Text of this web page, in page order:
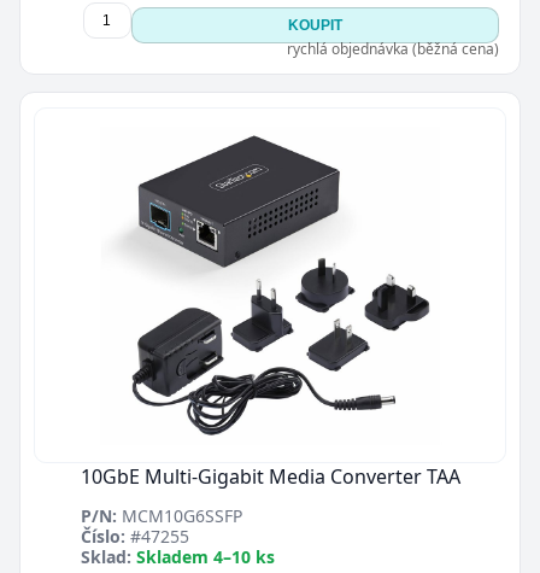
KOUPIT
rychlá objednávka (běžná cena)
10GbE Multi-Gigabit Media Converter TAA
P/N: MCM10G6SSFP
Číslo: #47255
Sklad: Skladem 4–10 ks